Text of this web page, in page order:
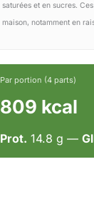
saturées et en sucres.
maison, notamment en
Par portion (4 parts)
809 kcal
Prot. 14.8 g —